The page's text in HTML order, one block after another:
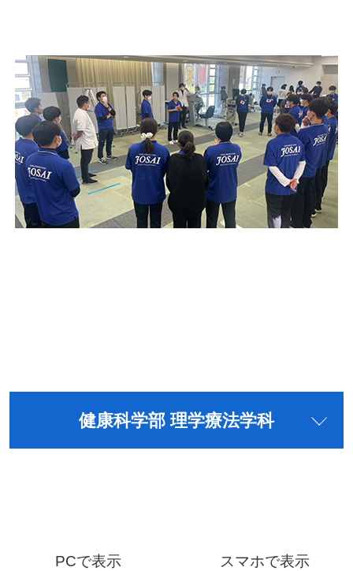
健康科学部 理学療法学科
PCで表示 スマホで表示